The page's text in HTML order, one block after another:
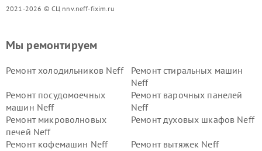
2021-2026 © СЦ nnv.neff-fixim.ru
Мы ремонтируем
Ремонт холодильников Neff
Ремонт стиральных машин
Neff
Ремонт посудомоечных
машин Neff
Ремонт варочных панелей
Neff
Ремонт микроволновых
печей Neff
Ремонт духовых шкафов Neff
Ремонт кофемашин Neff Ремонт вытяжек Neff